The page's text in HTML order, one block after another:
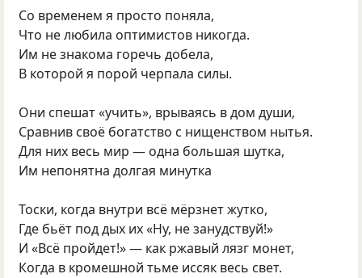
Со временем я просто поняла,
Что не любила оптимистов никогда.
Им не знакома горечь добела,
В которой я порой черпала силы.
Они спешат «учить», врываясь в дом души,
Сравнив своё богатство с нищенством нытья.
Для них весь мир — одна большая шутка,
Им непонятна долгая минутка
Тоски, когда внутри всё мёрзнет жутко,
Где бьёт под дых их «Ну, не занудствуй!»
И «Всё пройдет!» — как ржавый лязг монет,
Когда в кромешной тьме иссяк весь свет.